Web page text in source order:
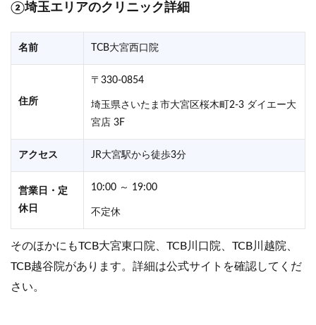
②埼玉エリアのクリニック詳細
名前 TCB大宮西口院
住所
〒330-0854
埼玉県さいたま市大宮区桜木町2-3 ダイエー大
宮店 3F
アクセス JR大宮駅から徒歩3分
営業日・定
休日
10:00 ～ 19:00
不定休
そのほかにもTCB大宮東口院、TCB川口院、TCB川越院、
TCB越谷院があります。詳細は公式サイトを確認してくだ
さい。